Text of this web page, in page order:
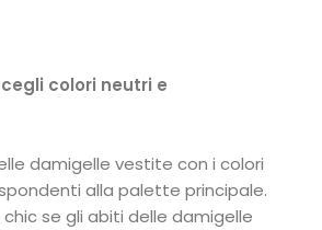
colori neutri e
damigelle vestite con i colori
alla palette principale.
se gli abiti delle damigelle